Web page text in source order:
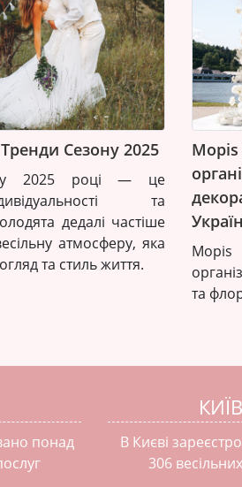
Сезону 2025
у 2025 році — це
та
дедалі частіше
атмосферу, яка
та стиль життя.
та
понад
КИЇВ
В Києві
306